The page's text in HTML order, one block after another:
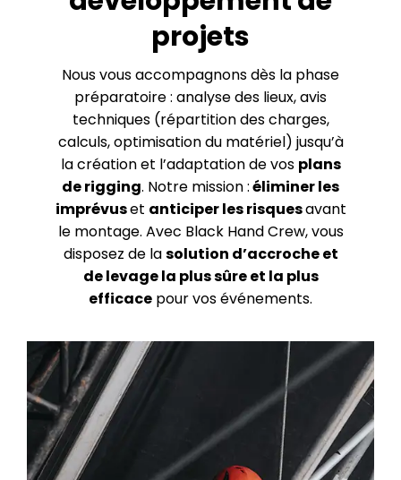
projets
Nous vous accompagnons dès la phase
préparatoire : analyse des lieux, avis
techniques (répartition des charges,
calculs, optimisation du matériel) jusqu’à
la création et l’adaptation de vos plans
de rigging. Notre mission :éliminer les
imprévuset anticiper les risquesavant
le montage. Avec Black Hand Crew, vous
disposez de lasolution d’accroche et
de levage la plus sûre et la plus
efficace pour vos événements.